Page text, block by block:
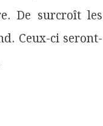
De surcroît les
Ceux-ci seront-